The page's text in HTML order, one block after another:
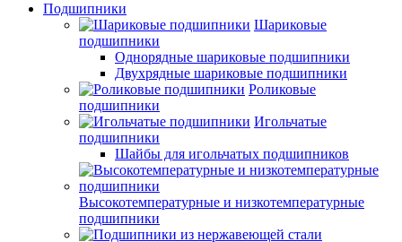
Подшипники
Шариковые
подшипники
Однорядные шариковые подшипники
Двухрядные шариковые подшипники
Роликовые
подшипники
Игольчатые
подшипники
Шайбы для игольчатых подшипников
Высокотемпературные и низкотемпературные
подшипники